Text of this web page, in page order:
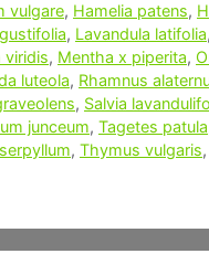
vulgare, Hamelia patens,
, Lavandula latifolia,
viridis, Mentha x piperita,
luteola, Rhamnus
, Salvia
junceum, Tagetes patula
, Thymus vulgaris,